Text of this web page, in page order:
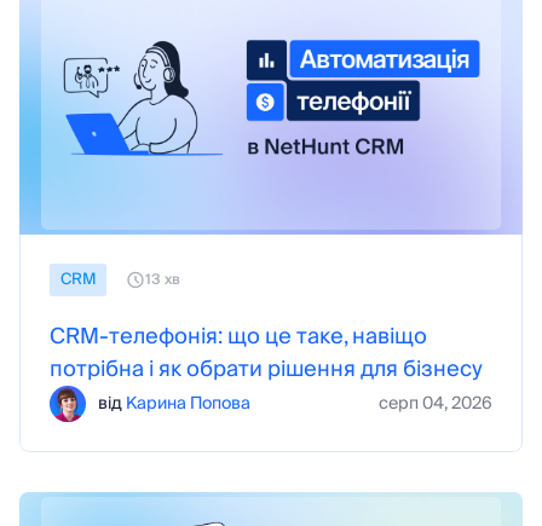
CRM 13 хв
CRM-телефонія: що це таке, навіщо
потрібна і як обрати рішення для бізнесу
відКарина Попова серп 04, 2026